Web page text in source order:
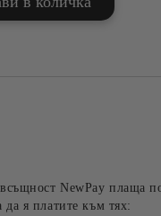
NewPay плаща
да я платите към тях: